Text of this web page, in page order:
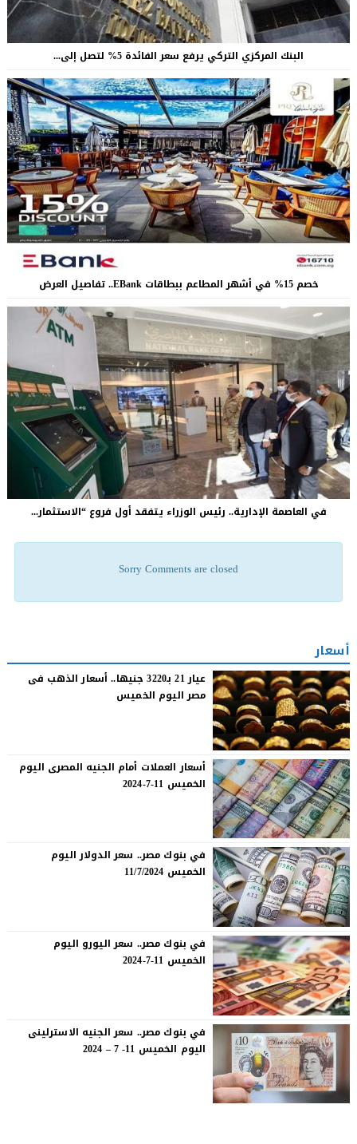
البنك المركزي التركي يرفع سعر الفائدة 5% لتصل إلى...
خصم 15% في أشهر المطاعم ببطاقات EBank.. تفاصيل العرض
في العاصمة الإدارية.. رئيس الوزراء يتفقد أول فروع “الاستثمار...
Sorry Comments are closed
أسعار
عيار 21 بـ3220 جنيها.. أسعار الذهب فى
مصر اليوم الخميس
أسعار العملات أمام الجنيه المصرى اليوم
الخميس 11-7-2024
في بنوك مصر.. سعر الدولار اليوم
الخميس 11/7/2024
في بنوك مصر.. سعر اليورو اليوم
الخميس 11-7-2024
في بنوك مصر.. سعر الجنيه الاسترلينى
اليوم الخميس 11- 7 – 2024